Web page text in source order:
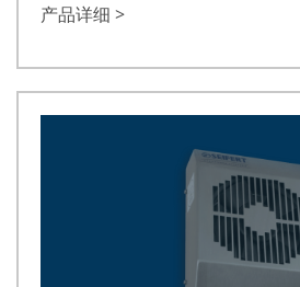
产品详细 >